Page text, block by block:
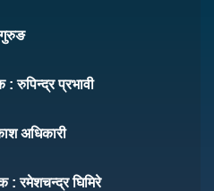
: रुपिन्द्र प्रभावी
अधिकारी
: रमेशचन्द्र घिमिरे